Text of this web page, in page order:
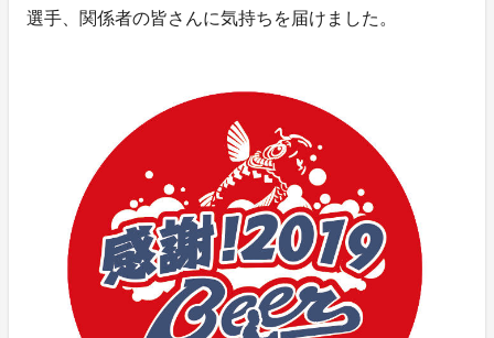
選手、関係者の皆さんに気持ちを届けました。